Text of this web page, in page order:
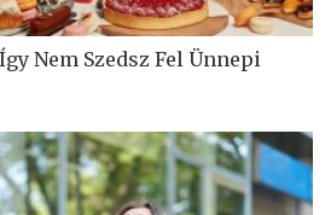
Nem Szedsz Fel Ünnepi